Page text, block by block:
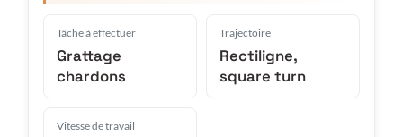
Tâche à effectuer
Grattage
chardons
Trajectoire
Rectiligne,
square turn
Vitesse de travail